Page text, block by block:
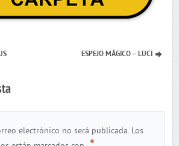
ESPEJO MÁGICO – LUCI
electrónico no será publicada. Los